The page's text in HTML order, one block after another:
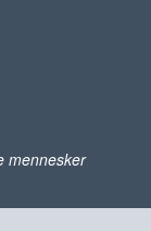
mennesker